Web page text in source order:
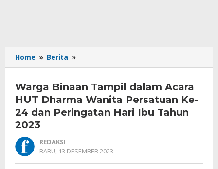
Home » Berita »
Binaan
dalam
Acara
Dharma
Ke-
Warga Binaan Tampil dalam Acara
HUT Dharma Wanita Persatuan Ke-
24 dan Peringatan Hari Ibu Tahun
2023
REDAKSI
RABU, 13 DESEMBER 2023